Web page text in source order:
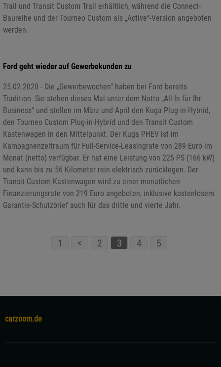
Trail und Transit Custom Trail erhältlich, während die Connect-
Baureihe und der Tourneo Custom als „Active“-Version angeboten
werden.
Ford geht wieder auf Gewerbekunden zu
25.02.2020 - Die „Gewerbewochen“ haben bei Ford bereits
Tradition. Sie stehen dieses Mal unter dem Notto „All-In für Ihr
Business“ und stellen im März und April den Kuga Plug-in-Hybrid,
den Tourneo Custom Plug-in-Hybrid und den Transit Custom
Kastenwagen in den Mittelpunkt. Der Kuga PHEV ist im
Kampagnenzeitraum für Full-Service-Leasingrate von 289 Euro im
Monat (netto) verfügbar. Er hat eine Leistung von 225 PS (166 kW)
und kann bis zu 56 Kilometer rein elektrisch zurücklegen. Der
Transit Custom Kastenwagen wird zu einer monatlichen
Finanzierungsrate von 219 Euro angeboten, inklusive kostenlosem
Garantie-Schutzbrief auch für das dritte und vierte Jahr.
1 < 2 3 4 5
carzoom.de